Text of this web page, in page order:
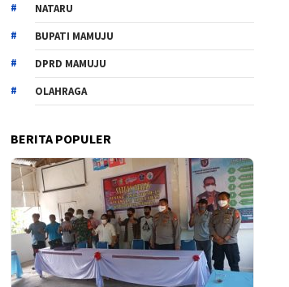
NATARU
BUPATI MAMUJU
DPRD MAMUJU
OLAHRAGA
BERITA POPULER